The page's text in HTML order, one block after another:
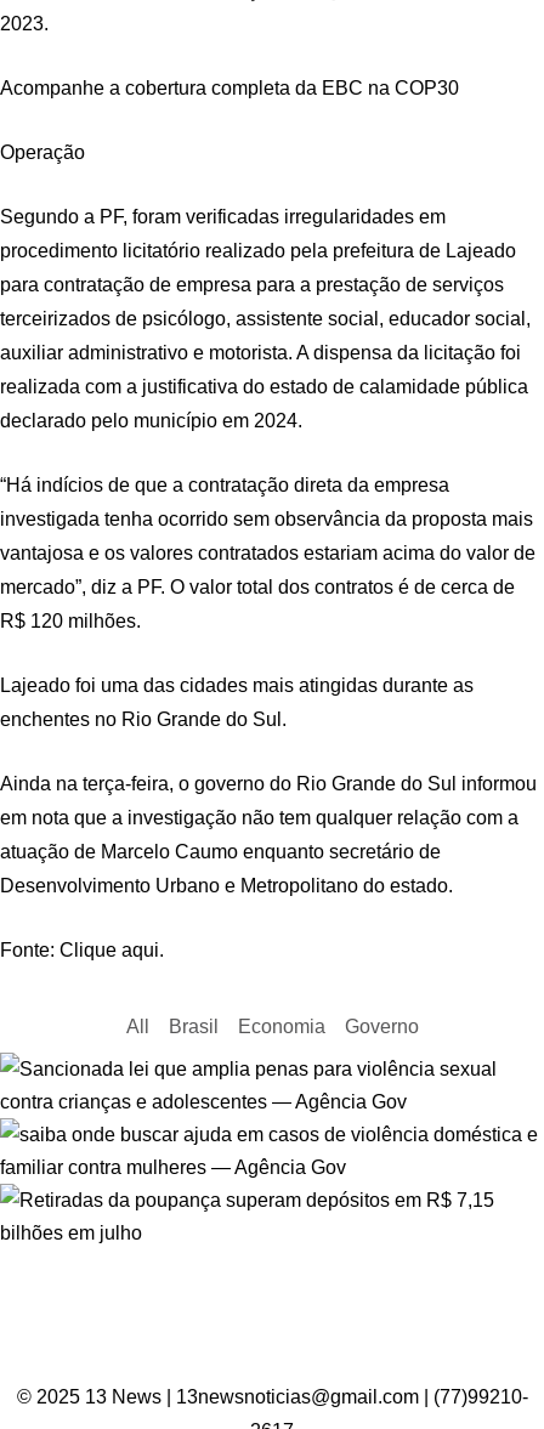
2023.
Acompanhe a cobertura completa da EBC na COP30
Operação
Segundo a PF, foram verificadas irregularidades em
procedimento licitatório realizado pela prefeitura de Lajeado
para contratação de empresa para a prestação de serviços
terceirizados de psicólogo, assistente social, educador social,
auxiliar administrativo e motorista. A dispensa da licitação foi
realizada com a justificativa do estado de calamidade pública
declarado pelo município em 2024.
“Há indícios de que a contratação direta da empresa
investigada tenha ocorrido sem observância da proposta mais
vantajosa e os valores contratados estariam acima do valor de
mercado”, diz a PF. O valor total dos contratos é de cerca de
R$ 120 milhões.
Lajeado foi uma das cidades mais atingidas durante as
enchentes no Rio Grande do Sul.
Ainda na terça-feira, o governo do Rio Grande do Sul informou
em nota que a investigação não tem qualquer relação com a
atuação de Marcelo Caumo enquanto secretário de
Desenvolvimento Urbano e Metropolitano do estado.
Fonte: Clique aqui.
All Brasil Economia Governo
© 2025 13 News | 13newsnoticias@gmail.com | (77)99210-